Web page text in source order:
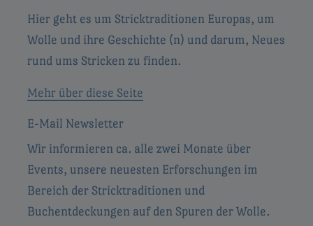
Hier geht es um Stricktraditionen Europas, um
Wolle und ihre Geschichte (n) und darum, Neues
rund ums Stricken zu finden.
Mehr über diese Seite
E-Mail Newsletter
Wir informieren ca. alle zwei Monate über
Events, unsere neuesten Erforschungen im
Bereich der Stricktraditionen und
Buchentdeckungen auf den Spuren der Wolle.